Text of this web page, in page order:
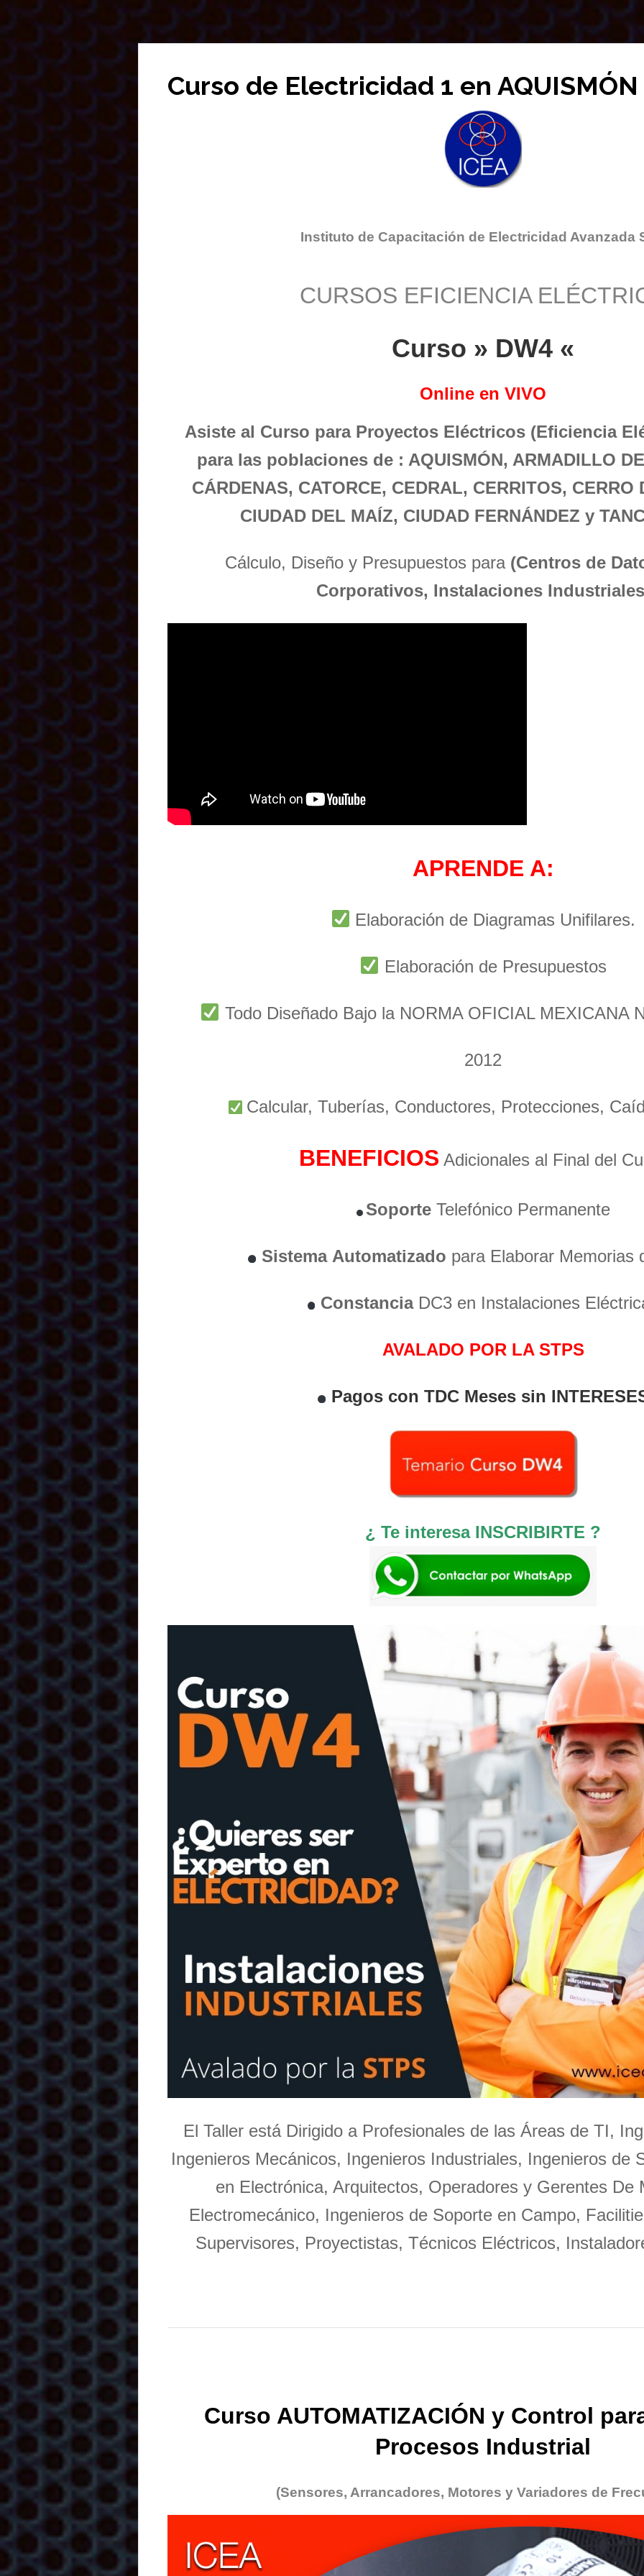
Curso de Electricidad 1 en AQUISMÓN
Instituto de Capacitación de Electricidad Avanzada
CURSOS EFICIENCIA
Curso » DW4 «
Online en VIVO
Asiste al Curso para Proyectos Eléctricos (Eficiencia
para las poblaciones de : AQUISMÓN, ARMADILLO
CÁRDENAS, CATORCE, CEDRAL, CERRITOS, CERRO
CIUDAD DEL MAÍZ, CIUDAD FERNÁNDEZ y
Cálculo, Diseño y Presupuestos para (Centros de
Corporativos, Instalaciones
APRENDE A:
Elaboración de Diagramas Unifilares.
Elaboración de Presupuestos
Todo Diseñado Bajo la NORMA OFICIAL MEXICANA
2012
Calcular, Tuberías, Conductores, Protecciones,
BENEFICIOS Adicionales al Final del
Soporte Telefónico Permanente
Sistema Automatizado para Elaborar Memorias
ConstanciaDC3 en Instalaciones
AVALADO POR LA STPS
Pagos con TDC Meses sin
¿ Te interesa INSCRIBIRTE ?
El Taller está Dirigido a Profesionales de las Áreas de TI,
Ingenieros Mecánicos, Ingenieros Industriales, Ingenieros de
en Electrónica, Arquitectos, Operadores y Gerentes De
Electromecánico, Ingenieros de Soporte en Campo,
Supervisores, Proyectistas, Técnicos Eléctricos,
Curso AUTOMATIZACIÓN y Control
Procesos Industrial
(Sensores, Arrancadores, Motores y Variadores de